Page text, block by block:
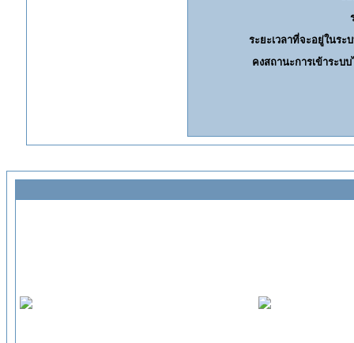
ระยะเวลาที่จะอยู่ในระ
คงสถานะการเข้าระบ